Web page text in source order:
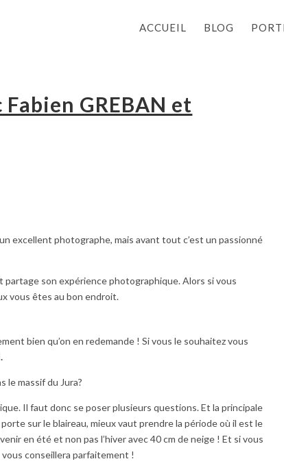
ACCUEIL BLOG
GREBAN et
excellent photographe, mais avant tout c’est un passionné
son expérience photographique. Alors si vous
vous êtes au bon endroit.
bien qu’on en redemande ! Si vous le souhaitez vous
le massif du Jura?
Il faut donc se poser plusieurs questions. Et la principale
sur le blaireau, mieux vaut prendre la période où il est le
en été et non pas l’hiver avec 40 cm de neige ! Et si vous
conseillera parfaitement !